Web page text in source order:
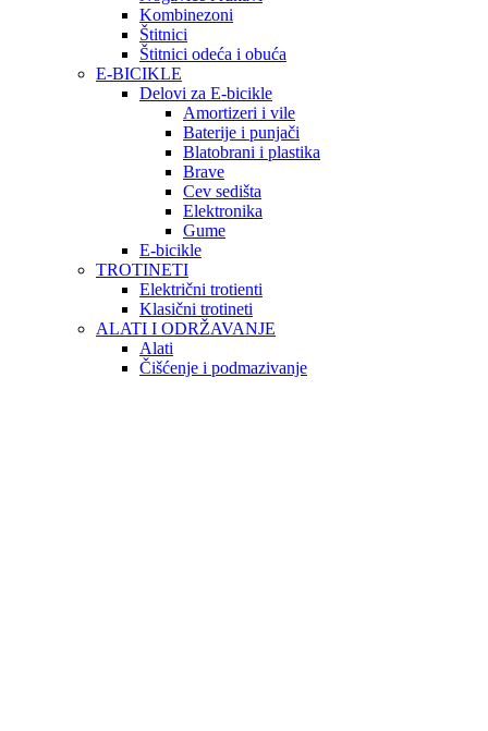
Kombinezoni
Štitnici
Štitnici odeća i obuća
E-BICIKLE
Delovi za E-bicikle
Amortizeri i vile
Baterije i punjači
Blatobrani i plastika
Brave
Cev sedišta
Elektronika
Gume
E-bicikle
TROTINETI
Električni trotienti
Klasični trotineti
ALATI I ODRŽAVANJE
Alati
Čišćenje i podmazivanje